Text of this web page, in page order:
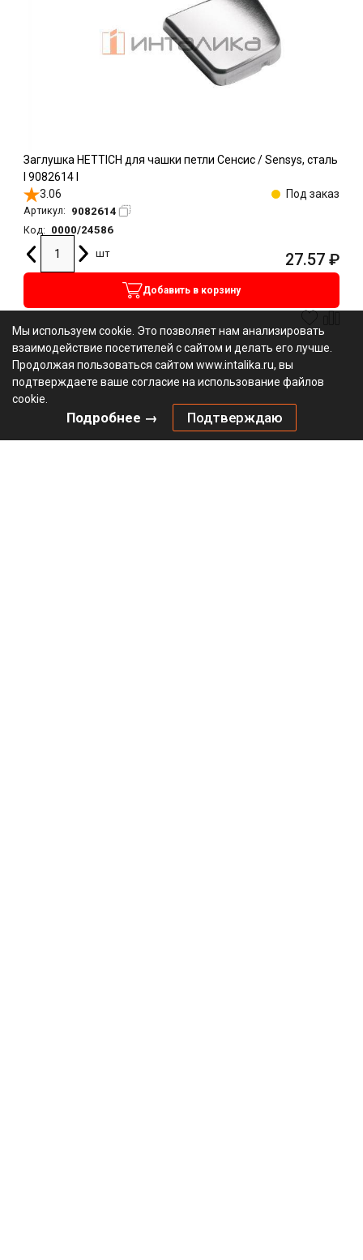
Заглушка HETTICH для чашки петли Сенсис / Sensys, сталь
l 9082614 l
3.06
Под заказ
Артикул: 9082614
Код:
0000/24586
шт
27.57 ₽
Добавить в корзину
Мы используем cookie. Это позволяет нам анализировать
взаимодействие посетителей с сайтом и делать его лучше.
Продолжая пользоваться сайтом www.intalika.ru, вы
подтверждаете ваше согласие на использование файлов
cookie.
Подробнее → Подтверждаю